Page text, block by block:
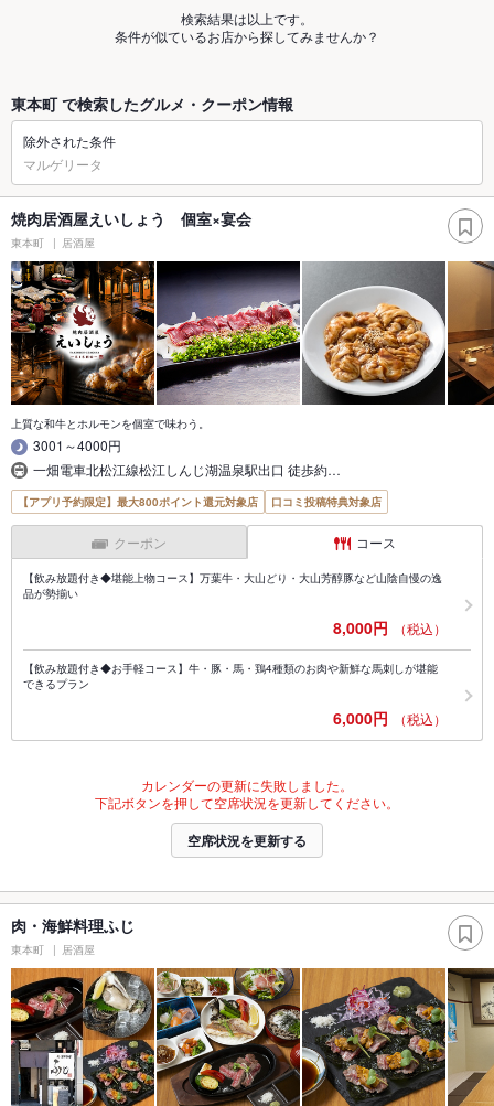
検索結果は以上です。
条件が似ているお店から探してみませんか？
東本町 で検索したグルメ・クーポン情報
除外された条件
マルゲリータ
焼肉居酒屋えいしょう 個室×宴会
東本町 居酒屋
上質な和牛とホルモンを個室で味わう。
3001～4000円
一畑電車北松江線松江しんじ湖温泉駅出口 徒歩約…
【アプリ予約限定】最大800ポイント還元対象店 口コミ投稿特典対象店
クーポン コース
【飲み放題付き◆堪能上物コース】万葉牛・大山どり・大山芳醇豚など山陰自慢の逸
品が勢揃い
8,000円 （税込）
【飲み放題付き◆お手軽コース】牛・豚・馬・鶏4種類のお肉や新鮮な馬刺しが堪能
できるプラン
6,000円 （税込）
カレンダーの更新に失敗しました。
下記ボタンを押して空席状況を更新してください。
空席状況を更新する
肉・海鮮料理ふじ
東本町 居酒屋